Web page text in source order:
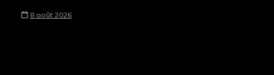
8 août 2026